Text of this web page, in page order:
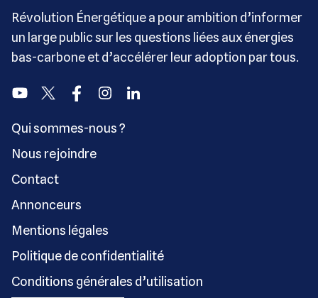
Révolution Énergétique a pour ambition d’informer
un large public sur les questions liées aux énergies
bas-carbone et d’accélérer leur adoption par tous.
YoutubeTwitter FacebookInstagramLinkedin
Qui sommes-nous ?
Nous rejoindre
Contact
Annonceurs
Mentions légales
Politique de confidentialité
Conditions générales d’utilisation